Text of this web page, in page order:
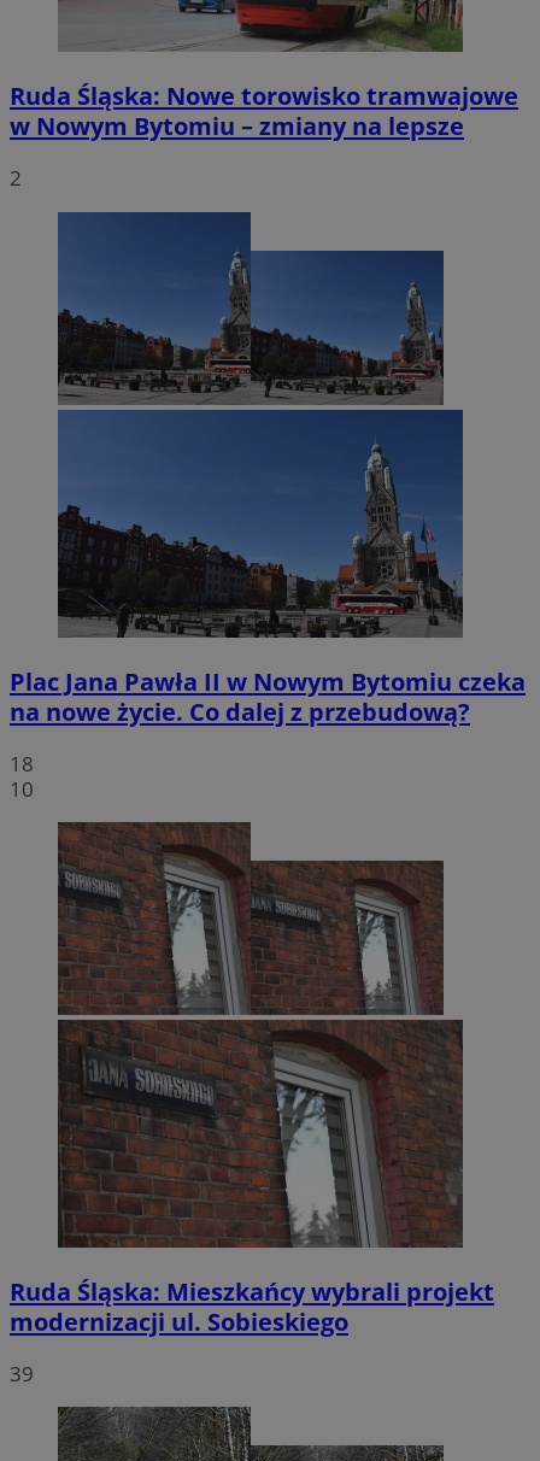
Ruda Śląska: Nowe torowisko tramwajowe
w Nowym Bytomiu – zmiany na lepsze
2
Plac Jana Pawła II w Nowym Bytomiu czeka
na nowe życie. Co dalej z przebudową?
18
10
Ruda Śląska: Mieszkańcy wybrali projekt
modernizacji ul. Sobieskiego
39